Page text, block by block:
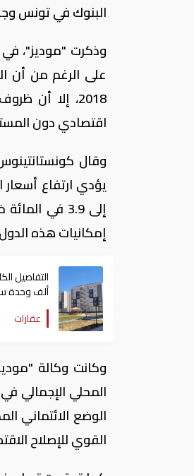
البنوك في تونس
على الرغم من أن
2018، إلا أن
اقتصادي دون
وقال
يؤدي ارتفاع أسعار
إمكانيات هذه
ألف وحدة
الإيجار
مصر
عقارات
الوضع الائتماني
القوي للإصلاح